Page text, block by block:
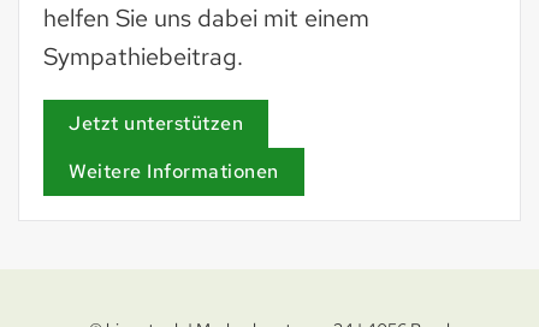
helfen Sie uns dabei mit einem
Sympathiebeitrag.
Jetzt unterstützen
Weitere Informationen